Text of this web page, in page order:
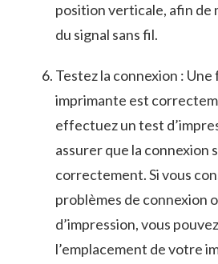
position verticale, afin de
du signal sans fil.
Testez la connexion :
imprimante est
effectuez un test
assurer que la connexion
correctement. Si vous
problèmes ⁢de connexion
d’impression, vous
l’emplacement ‌de votre